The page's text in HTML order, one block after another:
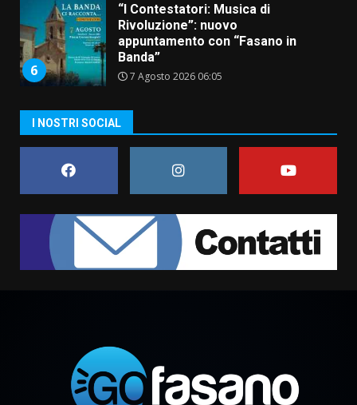
6
“I Contestatori: Musica di
Rivoluzione”: nuovo
appuntamento con “Fasano in
Banda”
7 Agosto 2026 06:05
amarezza per esclusione dal
campionato di calcio”
7 Agosto 2026 06:00
1
Grande successo per la “Sagra
del Pesce Spada” a Savelletri
9 Agosto 2026 07:32
ottenere l’iscrizione
8 Agosto 2026 19:55
I NOSTRI SOCIAL